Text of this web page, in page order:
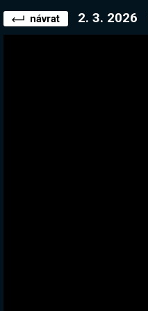
návrat 2. 3. 2026